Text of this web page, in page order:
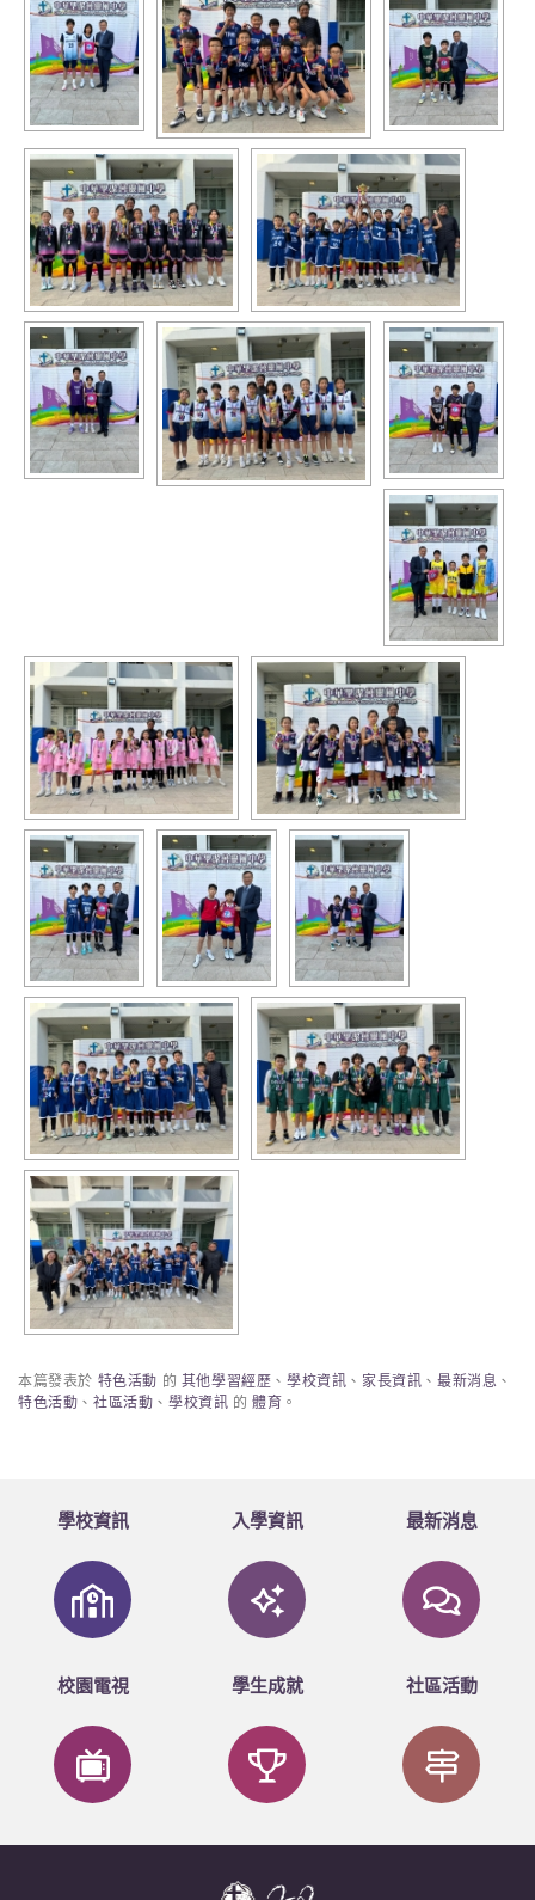
本篇發表於 特色活動 的 其他學習經歷 、學校資訊 、 家長資訊 、最新消息 、
特色活動 、社區活動 、學校資訊 的體育 。
學校資訊 入學資訊 最新消息
校園電視 學生成就 社區活動